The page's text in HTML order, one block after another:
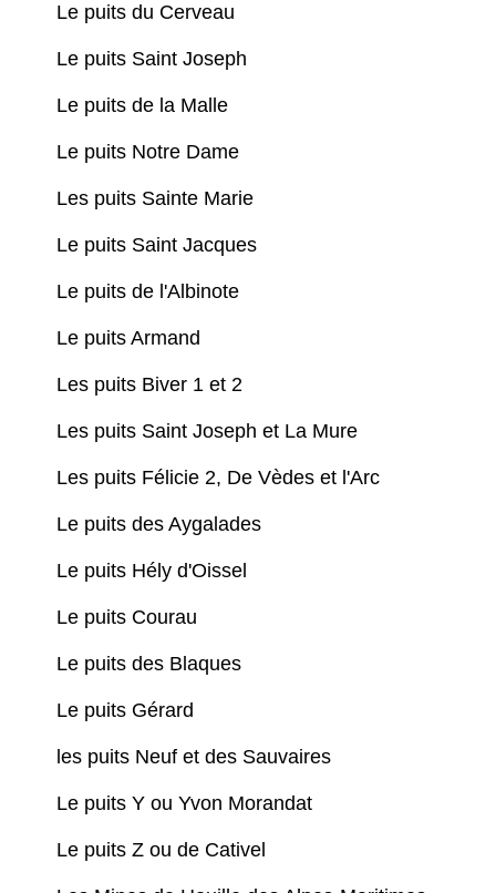
Le puits du Cerveau
Le puits Saint Joseph
Le puits de la Malle
Le puits Notre Dame
Les puits Sainte Marie
Le puits Saint Jacques
Le puits de l'Albinote
Le puits Armand
Les puits Biver 1 et 2
Les puits Saint Joseph et La Mure
Les puits Félicie 2, De Vèdes et l'Arc
Le puits des Aygalades
Le puits Hély d'Oissel
Le puits Courau
Le puits des Blaques
Le puits Gérard
les puits Neuf et des Sauvaires
Le puits Y ou Yvon Morandat
Le puits Z ou de Cativel